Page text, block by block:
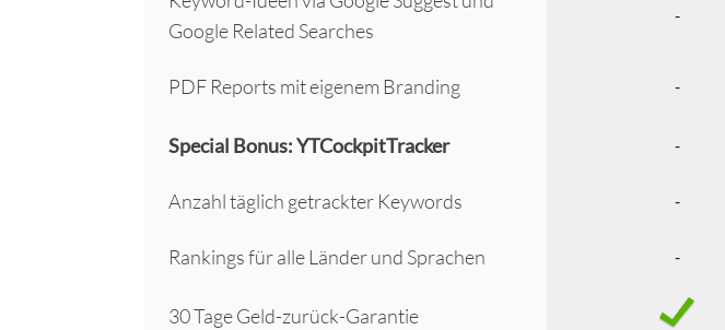
Google Related Searches
-
PDF Reports mit eigenem Branding -
Special Bonus: YTCockpitTracker -
Anzahl täglich getrackter Keywords -
Rankings für alle Länder und Sprachen -
30 Tage Geld-zurück-Garantie